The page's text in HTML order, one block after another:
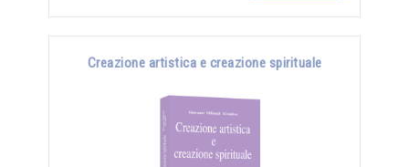
Creazione artistica e creazione spirituale